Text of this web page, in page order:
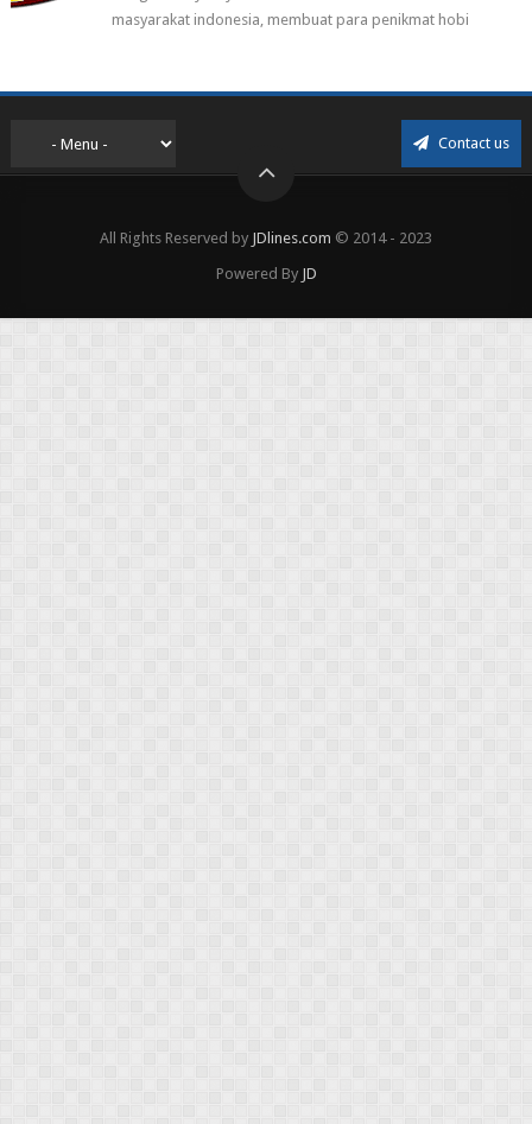
masyarakat indonesia, membuat para penikmat hobi
Contact us
All Rights Reserved by JDlines.com © 2014 - 2023
Powered By JD